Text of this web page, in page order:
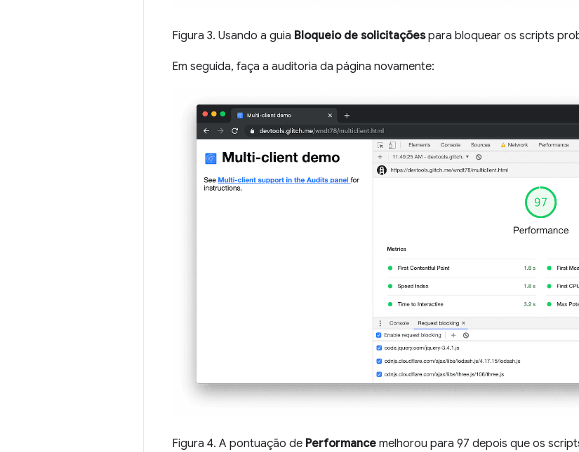
Figura 3. Usando a guia Bloqueio de solicitaçõespara bloquear os scripts
Em seguida, faça a auditoria da página novamente:
Figura 4. A pontuação de Performance melhorou para 97 depois que os